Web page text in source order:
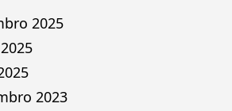
2025
2023